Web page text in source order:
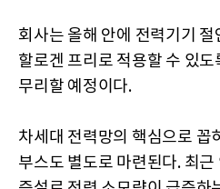
회사는 올해 안에 전력기기
할로겐 프리로 적용할 수 있
무리할 예정이다.
차세대 전력망의 핵심으로 꼽
부스도 별도로 마련된다. 최